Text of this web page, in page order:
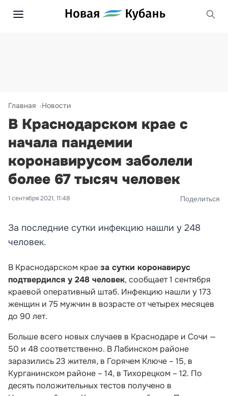
Главная Новости
В Краснодарском крае с
начала пандемии
коронавирусом заболели
более 67 тысяч человек
1 сентября 2021, 11:48 Поделиться
За последние сутки инфекцию нашли у 248
человек.
В Краснодарском краеза сутки коронавирус
подтвердился у 248 человек, сообщает 1 сентября
краевой оперативный штаб. Инфекцию нашли у 173
женщин и 75 мужчин в возрасте от четырех месяцев
до 90 лет.
Больше всего новых случаев в Краснодаре и Сочи —
50 и 48 соответственно. В Лабинском районе
заразились 23 жителя, в Горячем Ключе – 15, в
Курганинском районе – 14, в Тихорецком – 12. По
десять положительных тестов получено в